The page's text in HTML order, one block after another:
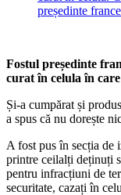
Fostul președinte
curat în celula în care
Și-a cumpărat și
a spus că nu dorește
A fost pus în secția de
printre ceilalți deținuți
pentru infracțiuni de
securitate, cazați în